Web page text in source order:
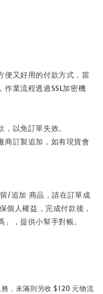
便又好用的付款方式，當
業流程透過SSL加密機
以免訂單失效。
商訂製追加，如有現貨會
/追加 商品，請在訂單成
個人權益，完成付款後，
，提供小幫手對帳。
，未滿則另收 $120 元物流